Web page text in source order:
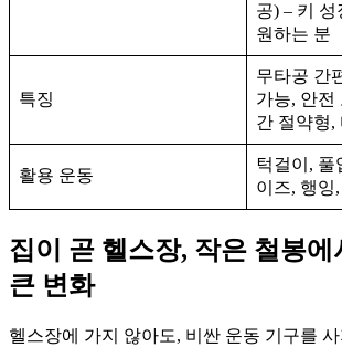
공) – 키
원하는 분
특징
무타공 간
가능, 안전
간 절약형,
활용 운동
턱걸이, 풀
이즈, 행잉
집이 곧 헬스장, 작은 철봉
큰 변화
헬스장에 가지 않아도, 비싼 운동 기구를